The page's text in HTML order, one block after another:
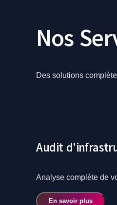
Nos
Des solutions
Audit
Analyse complète de
En savoir plus